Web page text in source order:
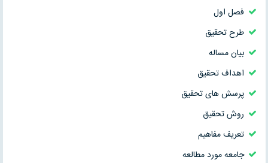
فصل اول
طرح تحقیق
بيان مساله
اهداف تحقیق
پرسش های تحقیق
روش تحقیق
تعریف مفاهیم
جامعه مورد مطالعه